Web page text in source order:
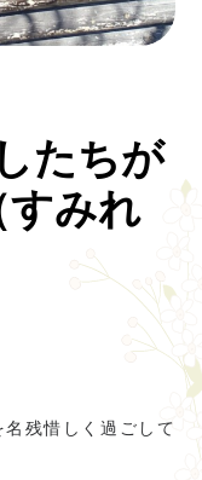
たちが
すみれ
残惜しく過ごして